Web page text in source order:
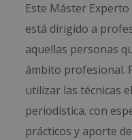
Este Máster
está dirigido a
aquellas personas
ámbito profesional.
utilizar las técnicas
periodística. con
prácticos y aporte